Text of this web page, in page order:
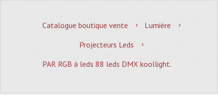
MAGASIN
Quoi De Neuf?
Promotions
Catalogue boutique vente
Lumière
Projecteurs Leds
PAR RGB à leds 88 leds DMX koollight.